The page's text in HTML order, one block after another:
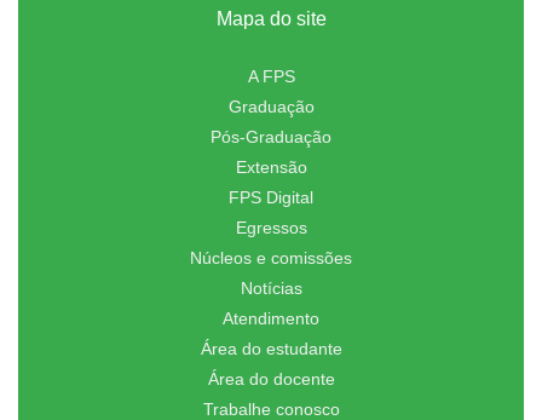
Mapa do site
A FPS
Graduação
Pós-Graduação
Extensão
FPS Digital
Egressos
Núcleos e comissões
Notícias
Atendimento
Área do estudante
Área do docente
Trabalhe conosco